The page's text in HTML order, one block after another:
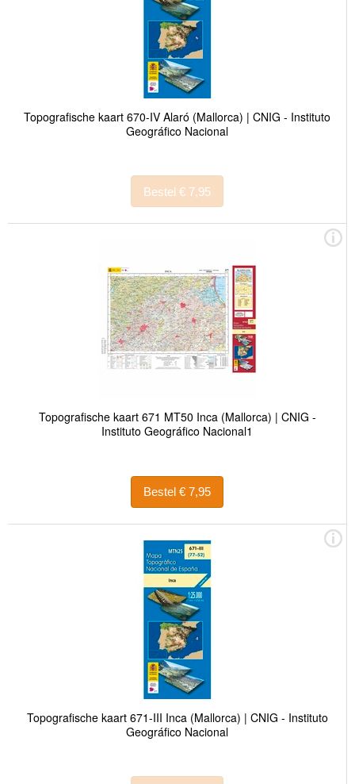
Topografische kaart 670-IV Alaró (Mallorca) | CNIG - Instituto
Geográfico Nacional
Bestel € 7,95
Topografische kaart 671 MT50 Inca (Mallorca) | CNIG -
Instituto Geográfico Nacional1
Bestel € 7,95
Topografische kaart 671-III Inca (Mallorca) | CNIG - Instituto
Geográfico Nacional